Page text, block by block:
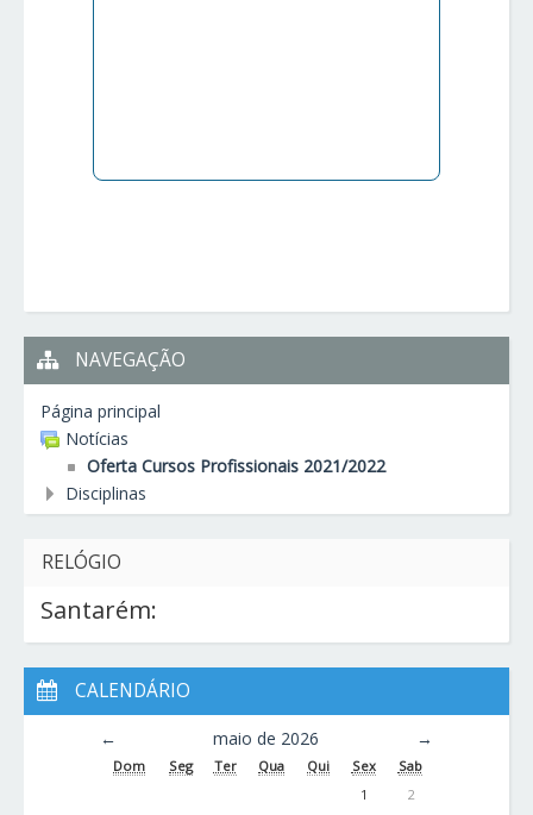
NAVEGAÇÃO
Página principal
Notícias
Oferta Cursos Profissionais 2021/2022
Disciplinas
RELÓGIO
Santarém:
CALENDÁRIO
← maio de 2026 →
Dom Seg Ter Qua Qui Sex
Sab
1
2